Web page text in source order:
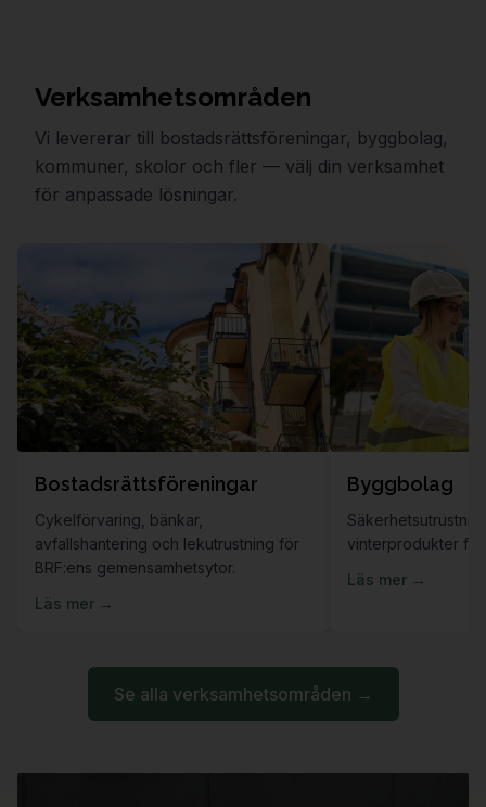
Verksamhetsområden
Vi levererar till bostadsrättsföreningar, byggbolag,
kommuner, skolor och fler — välj din verksamhet
för anpassade lösningar.
Bostadsrättsföreningar
Cykelförvaring, bänkar,
avfallshantering och lekutrustning för
BRF:ens gemensamhetsytor.
Läs mer →
Byggbolag
vinterprodukter
Läs mer →
Se alla verksamhetsområden →